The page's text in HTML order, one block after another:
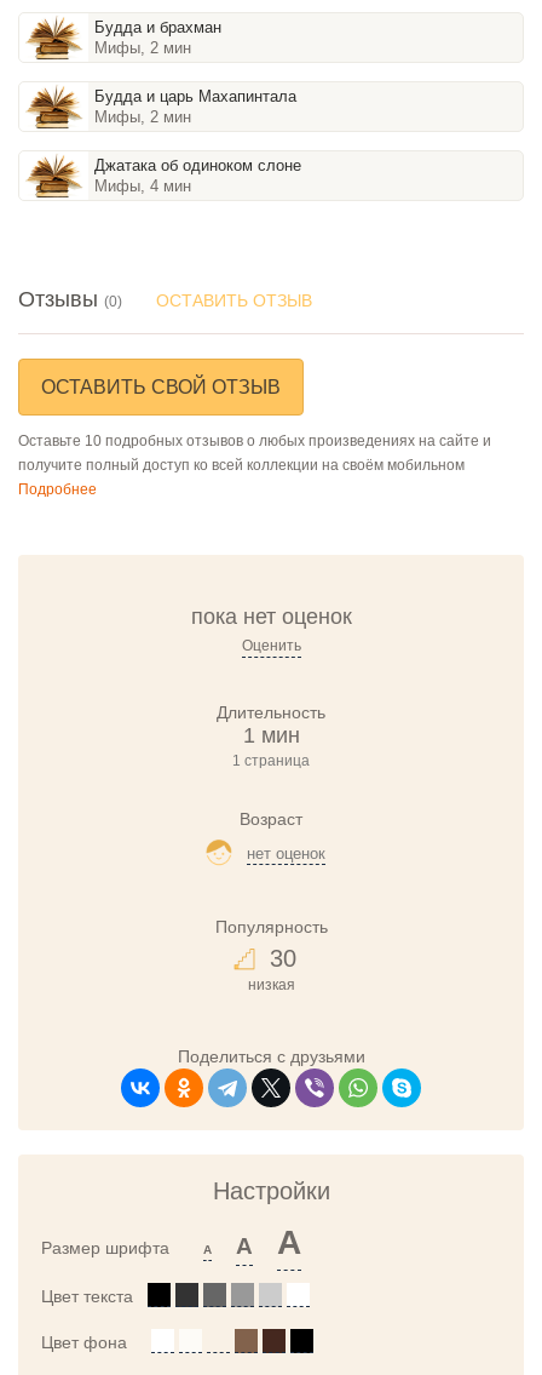
Будда и брахман
Мифы, 2 мин
Будда и царь Махапинтала
Мифы, 2 мин
Джатака об одиноком слоне
Мифы, 4 мин
Отзывы (0) ОСТАВИТЬ ОТЗЫВ
ОСТАВИТЬ СВОЙ ОТЗЫВ
Оставьте 10 подробных отзывов о любых произведениях на сайте и
получите полный доступ ко всей коллекции на своём мобильном
Подробнее
пока нет оценок
Оценить
Длительность
1 мин
1 страница
Возраст
нет оценок
Популярность
30
низкая
Поделиться с друзьями
Настройки
Размер шрифта A A A
Цвет текста
Цвет фона